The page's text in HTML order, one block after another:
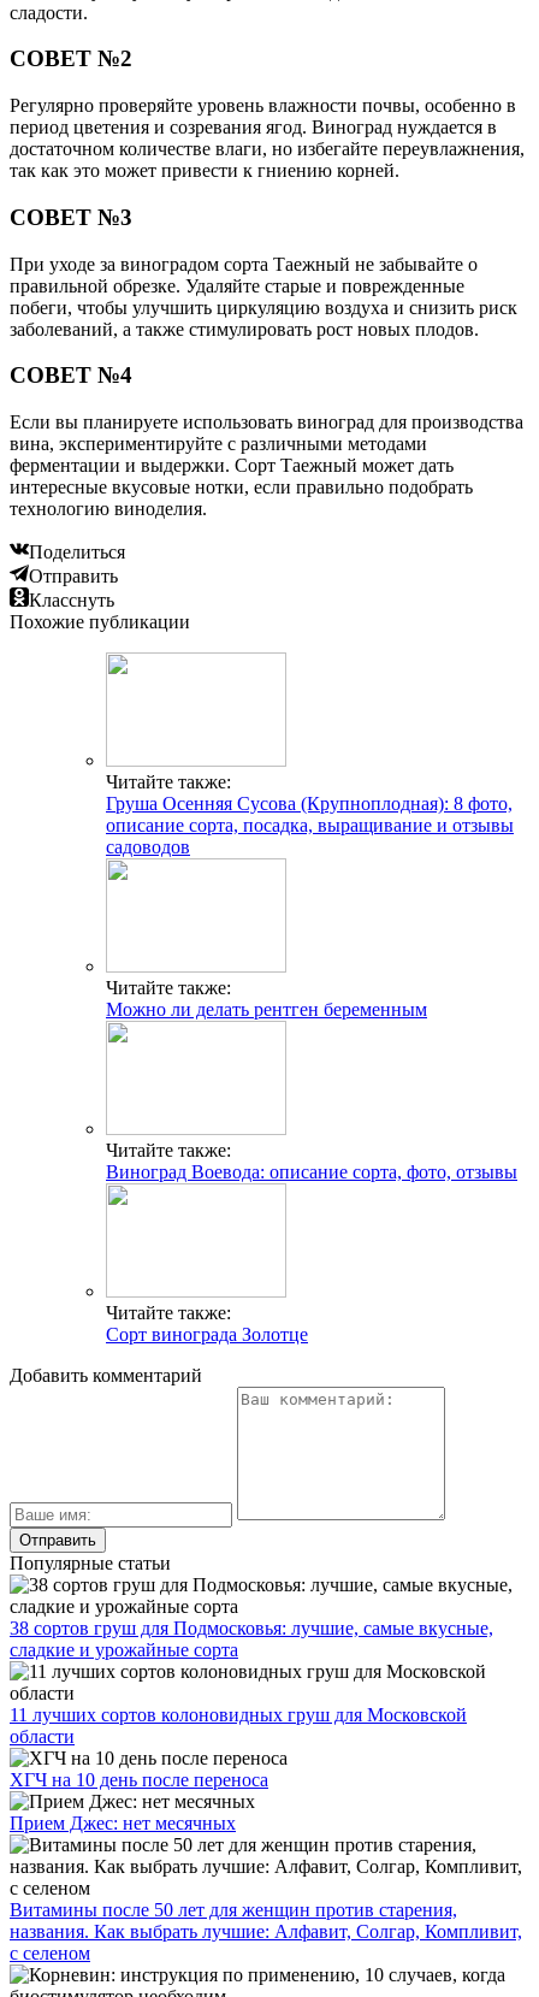
сладости.
СОВЕТ №2
Регулярно проверяйте уровень влажности почвы, особенно в
период цветения и созревания ягод. Виноград нуждается в
достаточном количестве влаги, но избегайте переувлажнения,
так как это может привести к гниению корней.
СОВЕТ №3
При уходе за виноградом сорта Таежный не забывайте о
правильной обрезке. Удаляйте старые и поврежденные
побеги, чтобы улучшить циркуляцию воздуха и снизить риск
заболеваний, а также стимулировать рост новых плодов.
СОВЕТ №4
Если вы планируете использовать виноград для производства
вина, экспериментируйте с различными методами
ферментации и выдержки. Сорт Таежный может дать
интересные вкусовые нотки, если правильно подобрать
технологию виноделия.
Поделиться
Отправить
Класснуть
Похожие публикации
Читайте также:
Груша Осенняя Сусова (Крупноплодная): 8 фото,
описание сорта, посадка, выращивание и отзывы
садоводов
Читайте также:
Можно ли делать рентген беременным
Читайте также:
Виноград Воевода: описание сорта, фото, отзывы
Читайте также:
Сорт винограда Золотце
Добавить комментарий
Популярные статьи
38 сортов груш для Подмосковья: лучшие, самые вкусные,
сладкие и урожайные сорта
11 лучших сортов колоновидных груш для Московской
области
ХГЧ на 10 день после переноса
Прием Джес: нет месячных
Витамины после 50 лет для женщин против старения,
названия. Как выбрать лучшие: Алфавит, Солгар, Компливит,
с селеном